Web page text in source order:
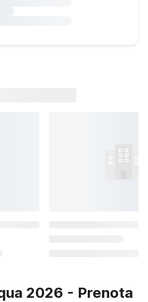
2026 - Prenota